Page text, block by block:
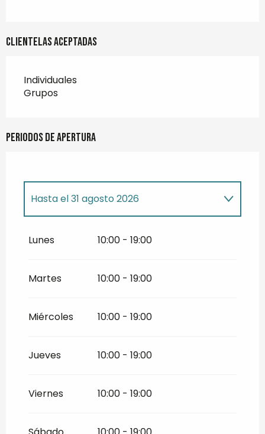
Clientelas aceptadas
Individuales
Grupos
Periodos de apertura
15 marzo 2026al 30 junio 2026
Hasta el31 agosto 2026
2026
Lunes 10:00 - 19:00
Martes 10:00 - 19:00
Miércoles 10:00 - 19:00
Jueves 10:00 - 19:00
Viernes 10:00 - 19:00